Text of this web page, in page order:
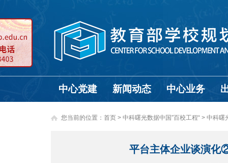
中心党建 新闻动态 中心业务
您当前的位置： 首页 > 中科曙光数据中国”百校工程“ > 中科曙
平台主体企业谈演化